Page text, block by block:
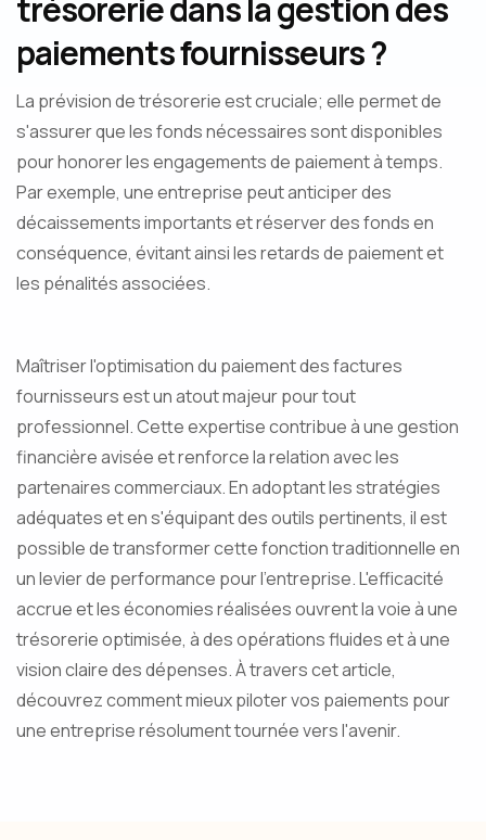
trésorerie dans la gestion des
paiements fournisseurs ?
La prévision de trésorerie est cruciale; elle permet de
s'assurer que les fonds nécessaires sont disponibles
pour honorer les engagements de paiement à temps.
Par exemple, une entreprise peut anticiper des
décaissements importants et réserver des fonds en
conséquence, évitant ainsi les retards de paiement et
les pénalités associées.
Maîtriser l'optimisation du paiement des factures
fournisseurs est un atout majeur pour tout
professionnel. Cette expertise contribue à une gestion
financière avisée et renforce la relation avec les
partenaires commerciaux. En adoptant les stratégies
adéquates et en s'équipant des outils pertinents, il est
possible de transformer cette fonction traditionnelle en
un levier de performance pour l'entreprise. L'efficacité
accrue et les économies réalisées ouvrent la voie à une
trésorerie optimisée, à des opérations fluides et à une
vision claire des dépenses. À travers cet article,
découvrez comment mieux piloter vos paiements pour
une entreprise résolument tournée vers l'avenir.